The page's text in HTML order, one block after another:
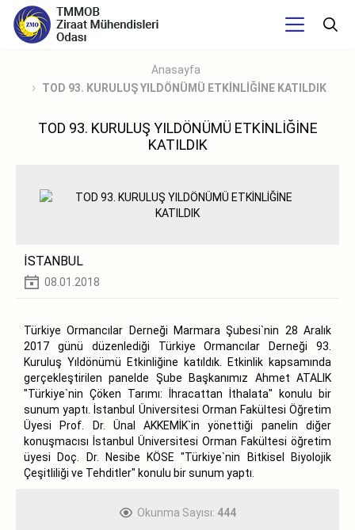
Anasayfa
TOD 93. KURULUŞ YILDÖNÜMÜ ETKİNLİĞİNE KATILDIK
TOD 93. KURULUŞ YILDÖNÜMÜ ETKİNLİĞİNE
KATILDIK
İSTANBUL
08.01.2018
Türkiye Ormancılar Derneği Marmara Şubesi`nin 28 Aralık
2017 günü düzenlediği Türkiye Ormancılar Derneği 93.
Kuruluş Yıldönümü Etkinliğine katıldık. Etkinlik kapsamında
gerçekleştirilen panelde Şube Başkanımız Ahmet ATALIK
"Türkiye`nin Çöken Tarımı: İhracattan İthalata" konulu bir
sunum yaptı. İstanbul Üniversitesi Orman Fakültesi Öğretim
Üyesi Prof. Dr. Ünal AKKEMİK`in yönettiği panelin diğer
konuşmacısı İstanbul Üniversitesi Orman Fakültesi öğretim
üyesi Doç. Dr. Nesibe KÖSE "Türkiye`nin Bitkisel Biyolojik
Çeşitliliği ve Tehditler" konulu bir sunum yaptı.
Okunma Sayısı: 444